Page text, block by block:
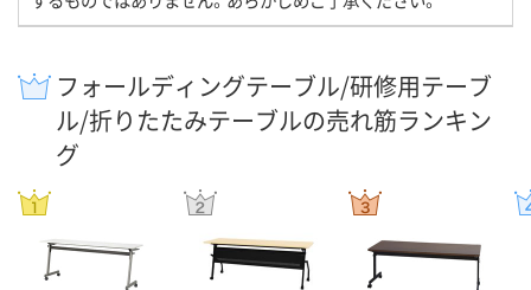
フォールディングテーブル/研修用テーブ
ル/折りたたみテーブルの売れ筋ランキン
グ